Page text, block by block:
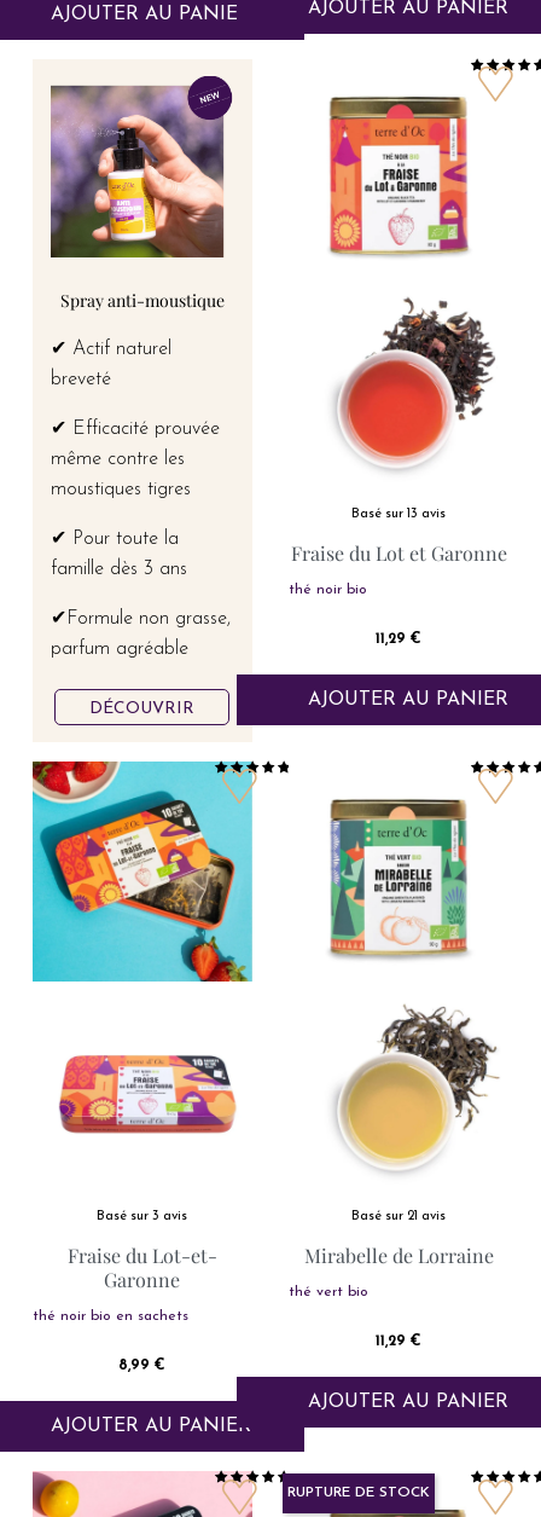
AJOUTER AU PANIER AJOUTER AU PANIER
Spray anti-moustique
✔ Actif naturel
breveté
✔ Efficacité prouvée
même contre les
moustiques tigres
✔ Pour toute la
famille dès 3 ans
✔Formule non grasse,
parfum agréable
DÉCOUVRIR
Basé sur 13 avis
Fraise du Lot et Garonne
thé noir bio
Prix
11,29 €
AJOUTER AU PANIER
Basé sur 3 avis
Fraise du Lot-et-
Garonne
thé noir bio en sachets
Prix
8,99 €
AJOUTER AU PANIER
Basé sur 21 avis
Mirabelle de Lorraine
thé vert bio
Prix
11,29 €
AJOUTER AU PANIER
RUPTURE DE STOCK